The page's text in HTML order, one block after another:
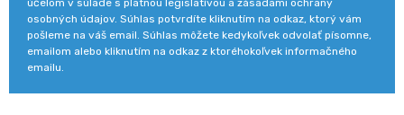
účelom v súlade s platnou legislatívou a zásadami ochrany
osobných údajov. Súhlas potvrdíte kliknutím na odkaz, ktorý vám
pošleme na váš email. Súhlas môžete kedykoľvek odvolať písomne,
emailom alebo kliknutím na odkaz z ktoréhokoľvek informačného
emailu.